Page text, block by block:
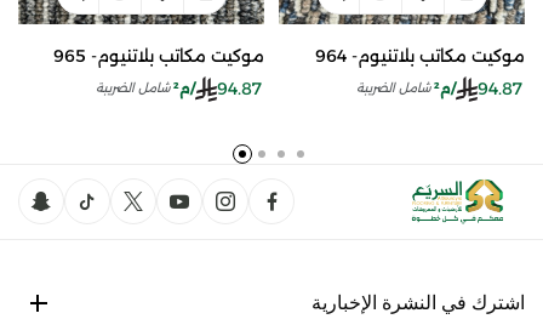
موكيت مكاتب بلاتنيوم- 965
94.87
/م² شامل الضريبة
موكيت مكاتب بلاتنيوم- 964
94.87
/م² شامل الضريبة
اشترك في النشرة الإخبارية